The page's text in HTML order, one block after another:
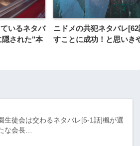
いるネタバ
隠された"本
ニドメの共犯ネタバレ
すことに成功！と思いき
生徒会は交わるネタバレ[5-1話]楓が選
な会長…